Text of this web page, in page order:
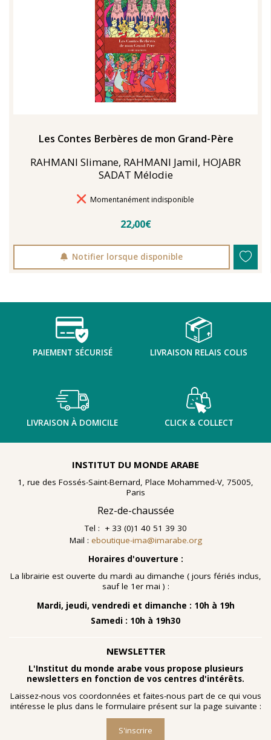
Les Contes Berbères de mon Grand-Père
RAHMANI Slimane, RAHMANI Jamil, HOJABR
SADAT Mélodie
Délais de livraison
Momentanément indisponible
22٫00€
Notifier lorsque disponible
PAIEMENT SÉCURISÉ LIVRAISON RELAIS COLIS
LIVRAISON À DOMICILE CLICK & COLLECT
INSTITUT DU MONDE ARABE
1, rue des Fossés-Saint-Bernard, Place Mohammed-V, 75005,
Paris
Rez-de-chaussée
Tel : + 33 (0)1 40 51 39 30
Mail : eboutique-ima@imarabe.org
Horaires d'ouverture :
La librairie est ouverte du mardi au dimanche ( jours fériés inclus,
sauf le 1er mai ) :
Mardi, jeudi, vendredi et dimanche : 10h à 19h
Samedi : 10h à 19h30
NEWSLETTER
L'Institut du monde arabe vous propose plusieurs
newsletters en fonction de vos centres d'intérêts.
Laissez-nous vos coordonnées et faites-nous part de ce qui vous
intéresse le plus dans le formulaire présent sur la page suivante :
S'inscrire